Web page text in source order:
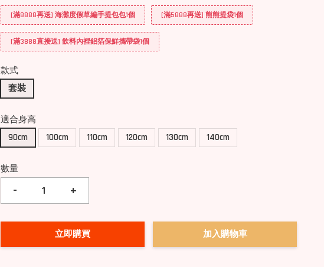
[滿8888再送] 海灘度假草編手提包包1個 [滿5888再送] 熊熊提袋1個
[滿3888直接送] 飲料內裡鋁箔保鮮攜帶袋1個
款式
套裝
適合身高
90cm
100cm 110cm 120cm 130cm 140cm
數量
- +
立即購買 加入購物車